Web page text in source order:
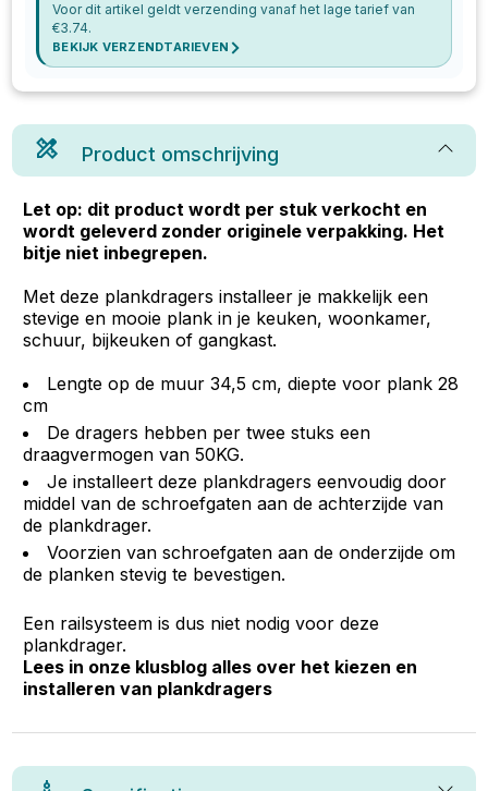
Voor dit artikel geldt verzending vanaf het lage tarief van
€3.74.
BEKIJK VERZENDTARIEVEN
Product omschrijving
Let op: dit product wordt per stuk verkocht en
wordt geleverd zonder originele verpakking. Het
bitje niet inbegrepen.
Met deze plankdragers installeer je makkelijk een
stevige en mooie plank in je keuken, woonkamer,
schuur, bijkeuken of gangkast.
Lengte op de muur 34,5 cm, diepte voor plank 28
cm
De dragers hebben per twee stuks een
draagvermogen van 50KG.
Je installeert deze plankdragers eenvoudig door
middel van de schroefgaten aan de achterzijde van
de plankdrager.
Voorzien van schroefgaten aan de onderzijde om
de planken stevig te bevestigen.
Een railsysteem is dus niet nodig voor deze
plankdrager.
Lees in onze klusblog alles over het kiezen en
installeren van plankdragers